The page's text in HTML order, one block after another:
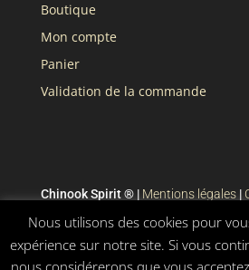
Boutique
Mon compte
Panier
Validation de la commande
Chinook Spirit ® | Mentions légales|
de vente
Nous utilisons des cookies pour
expérience sur notre site. Si vous
nous considérerons que vous